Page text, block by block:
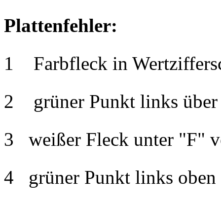
Plattenfehler:
1 Farbfleck in
2 grüner Punkt links über
3 weißer Fleck unter "F"
4 grüner Punkt links oben